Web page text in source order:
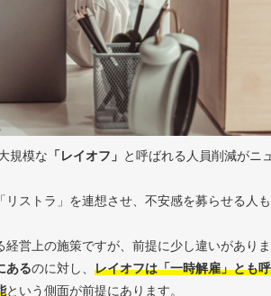
規模な 「レイオフ」 と呼ばれる人員削減がニ
ストラ」を連想させ、不安感を募らせる人
営上の施策ですが、前提に少し違いがありま
あるのに対し、 レイオフは「一時解雇」とも
という側面が前提にあります。